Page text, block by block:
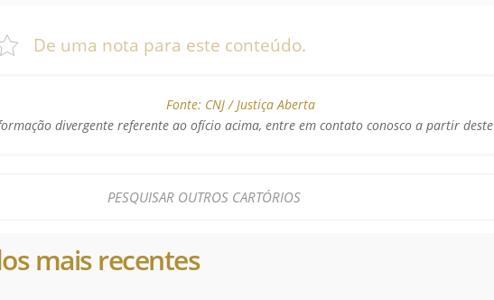
De uma nota para este conteúdo.
Fonte: CNJ / Justiça Aberta
divergente referente ao ofício acima, entre em contato conosco a partir deste
mais recentes